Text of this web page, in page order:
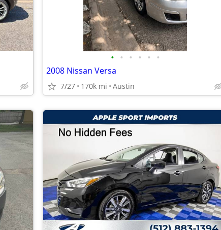
• • • • • •
2008 Nissan Versa
7/27 170k mi Austin